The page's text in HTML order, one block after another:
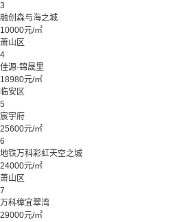
3
融创森与海之城
10000元/㎡
萧山区
4
佳源·锦晟里
18980元/㎡
临安区
5
宸宇府
25600元/㎡
6
地铁万科彩虹天空之城
24000元/㎡
萧山区
7
万科樟宜翠湾
29000元/㎡